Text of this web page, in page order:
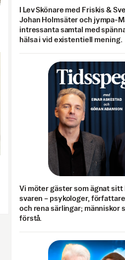
I Lev Skönare med Friskis &
Johan Holmsäter och jympa-
intressanta samtal med
hälsa i vid existentiell mening.
Vi möter gäster som ägnat sitt
svaren – psykologer,
och rena särlingar; människor
förstå.